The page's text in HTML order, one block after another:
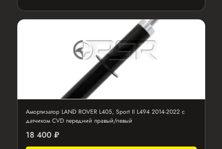
Амортизатор LAND ROVER L405, Sport II L494 2014-2022 с
датчиком CVD передний правый/левый
18 400 ₽